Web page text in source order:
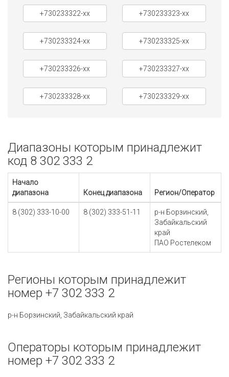
+730233322-xx +730233323-xx
+730233324-xx +730233325-xx
+730233326-xx +730233327-xx
+730233328-xx +730233329-xx
Диапазоны которым принадлежит
код 8 302 333 2
Начало
диапазона
Конец диапазона Регион/Оператор
8 (302) 333-10-00 8 (302) 333-51-11
р-н Борзинский,
Забайкальский
край
ПАО Ростелеком
Регионы которым принадлежит
номер +7 302 333 2
р-н Борзинский, Забайкальский край
Операторы которым принадлежит
номер +7 302 333 2